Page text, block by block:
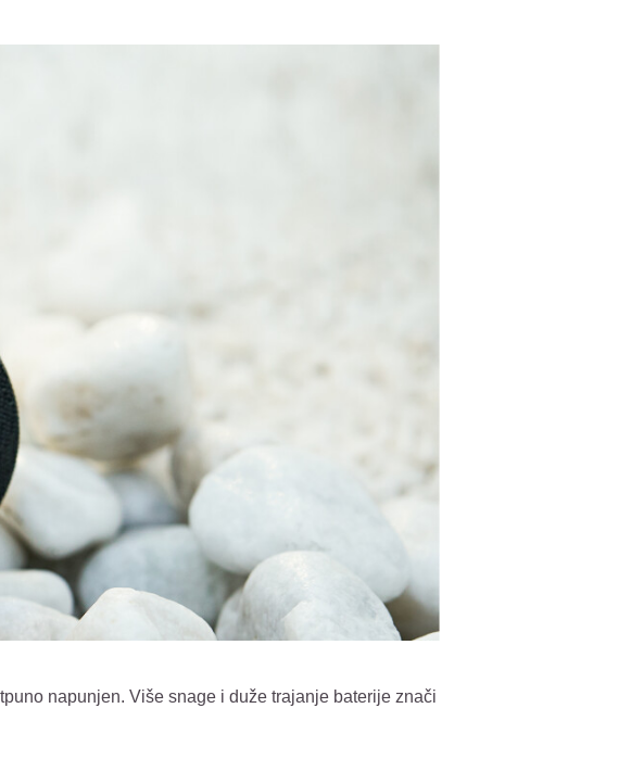
napunjen. Više snage i duže trajanje baterije znači